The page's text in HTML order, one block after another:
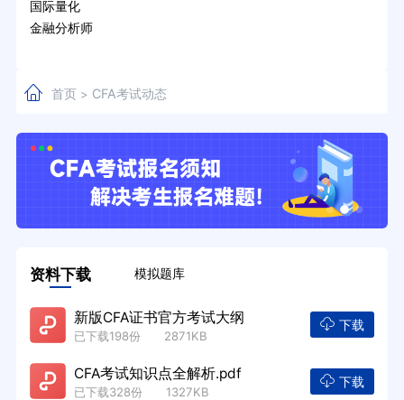
国际量化
金融分析师
首页> CFA考试动态
资料下载 模拟题库
新版CFA证书官方考试大纲
已下载198份 2871KB
下载
CFA考试知识点全解析.pdf
已下载328份 1327KB
下载